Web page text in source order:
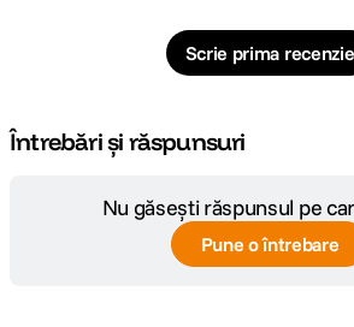
Scrie prima recenzie
Întrebări și răspunsuri
Nu găsești răspunsul pe
Pune o întrebare